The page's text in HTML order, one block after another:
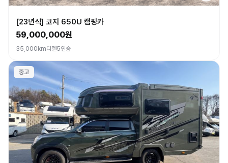
[23년식] 코지 650U 캠핑카
59,000,000원
35,000km디젤5인승
중고